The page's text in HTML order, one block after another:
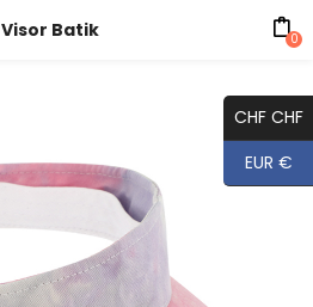
Visor Batik 0
CHF CHF
EUR €